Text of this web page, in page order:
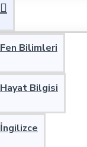
Fen Bilimleri
Hayat Bilgisi
İngilizce